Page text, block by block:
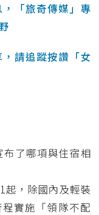
「旅奇傳媒」專
請追蹤按讚「女
了哪項與住宿相
起，除國內及輕裝
實施「領隊不配